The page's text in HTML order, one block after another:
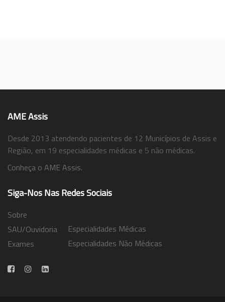
AME Assis
Desde 2013 atendendo pacientes de 12 Municípios de Assis e
Região, em 19 especialidades médicas e 5 não médicas.
Conheça o AME Assis.
Siga-Nos Nas Redes Sociais
Sobre
SAU/Ouvidoria
Exames
Especialidades Médicas
Especialidades Não Médicas